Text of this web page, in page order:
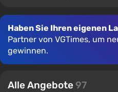
Haben Sie Ihren eigenen
Partner von VGTimes, um
gewinnen.
Alle Angebote 97